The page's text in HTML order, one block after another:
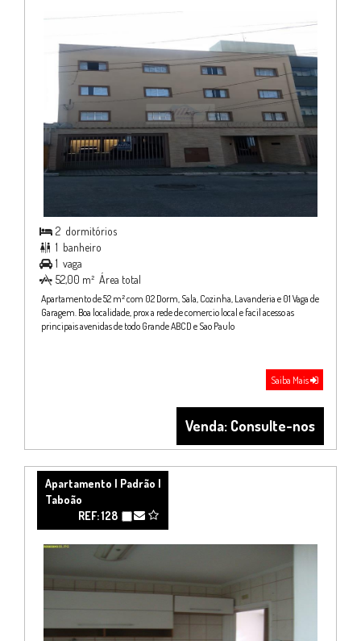
 2 dormitórios
 1 banheiro
 1 vaga
 52,00 m² Área total
Apartamento de 52 m² com 02 Dorm, Sala, Cozinha, Lavanderia e 01 Vaga de
Garagem. Boa localidade, prox a rede de comercio local e facil acesso as
principais avenidas de todo Grande ABCD e Sao Paulo
Saiba Mais
Venda: Consulte-nos
Apartamento | Padrão |
Taboão
REF: 128